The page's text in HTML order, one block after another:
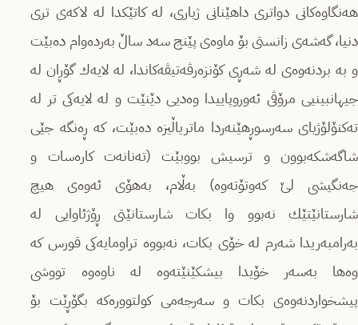
هەنگاوەكانى دواترى داهێنانى ژیارى، لە كاتێكدا لە لاكەى ترى
دنیا، گەشەى زانستى بۆ ماوەى پێنج سەد ساڵ بەردەوام دەبێت
و بە بردنەوەى لە شەڕى كۆنزەرڤەتیڤەكاندا، لە لایەك گۆڕان لە
جیهانبینیى مرۆڤى ئەوروپاییدا وەدیى دێنێت و لە لایەكی تر لە
تەكنۆلۆژیاى سەرسوڕهێنەردا ماتریاڵیزە دەبێت، كە ڕەنگە جێى
شاگەشكەبوون و ترسیش بووبێت (تەنانەت كارەسات و
جەنگیشى لێ كەوتۆتەوە) بەڵام، بەهۆى ئەوەى هیچ
شارستانێتێك نەبوو وا بكات شارستانێتى ڕۆژئاوایى لە
بەرامبەریدا شەرم لە خۆى بكات، نەبووە تراومایەكى قورس كە
وەها بەسەر خۆیدا بیشكێنێتەوە لە ناوەوە تووشى
پیشخواردنەوەى بكات و سەرجەمى كولتوورەكە بگۆڕێت بۆ